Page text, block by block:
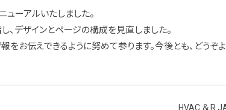
ューアルいたしました。
、デザインとページの構成を見直しました。
お伝えできるように努めて参ります。今後とも、どうぞ
HVAC ＆ R